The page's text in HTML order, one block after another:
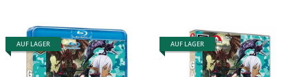
AUF LAGER AUF LAGER